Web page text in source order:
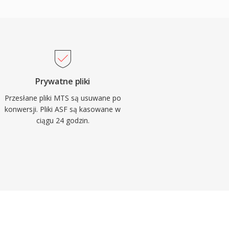
Prywatne pliki
Przesłane pliki MTS są usuwane po
konwersji. Pliki ASF są kasowane w
ciągu 24 godzin.